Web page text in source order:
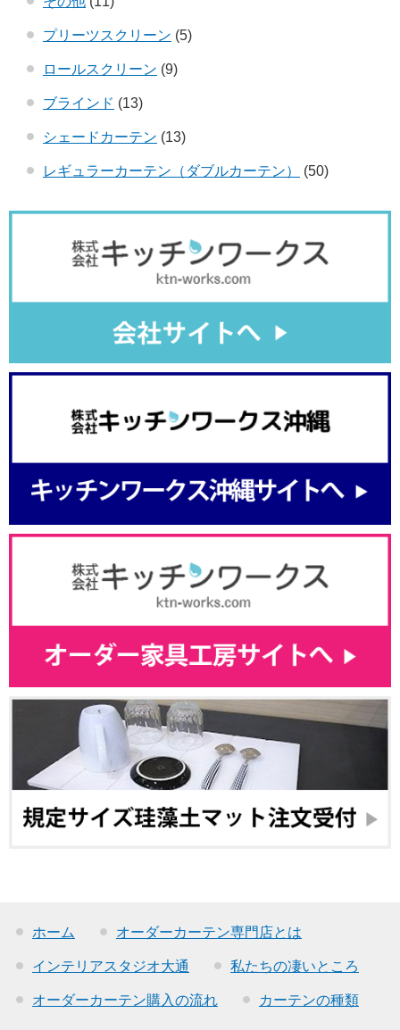
プリーツスクリーン (5)
ロールスクリーン (9)
ブラインド (13)
シェードカーテン (13)
レギュラーカーテン（ダブルカーテン） (50)
ホーム オーダーカーテン専門店とは
インテリアスタジオ大通 私たちの凄いところ
オーダーカーテン購入の流れ カーテンの種類